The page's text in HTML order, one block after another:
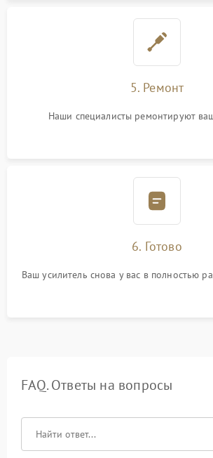
5. Ремонт
Наши специалисты ремонтируют
6. Готово
Ваш усилитель снова у вас в полностью
FAQ. Ответы на вопросы